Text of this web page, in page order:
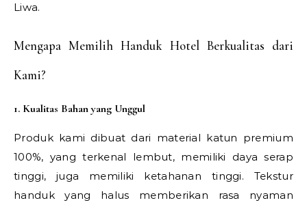
Liwa.
Mengapa Memilih Handuk Hotel Berkualitas dari
Kami?
1. Kualitas Bahan yang Unggul
Produk kami dibuat dari material katun premium
100%, yang terkenal lembut, memiliki daya serap
tinggi, juga memiliki ketahanan tinggi. Tekstur
handuk yang halus memberikan rasa nyaman